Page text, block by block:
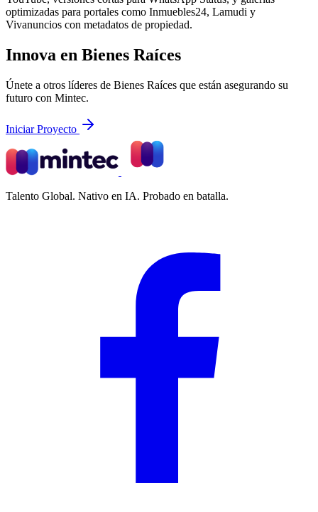
optimizadas para portales como Inmuebles24, Lamudi y
Vivanuncios con metadatos de propiedad.
Innova en Bienes Raíces
Únete a otros líderes de Bienes Raíces que están asegurando su
futuro con Mintec.
Iniciar Proyecto
Talento Global. Nativo en IA. Probado en batalla.